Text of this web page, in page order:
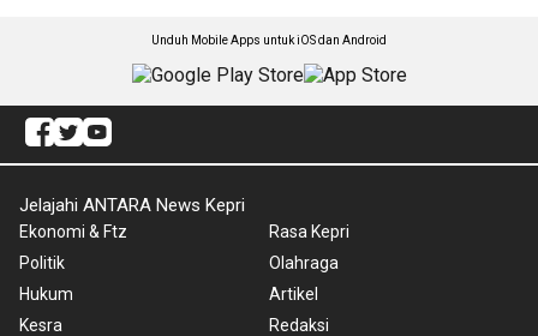
Unduh Mobile Apps untuk iOS dan Android
Jelajahi ANTARA News Kepri
Ekonomi & Ftz
Politik
Hukum
Kesra
Rasa Kepri
Olahraga
Artikel
Redaksi